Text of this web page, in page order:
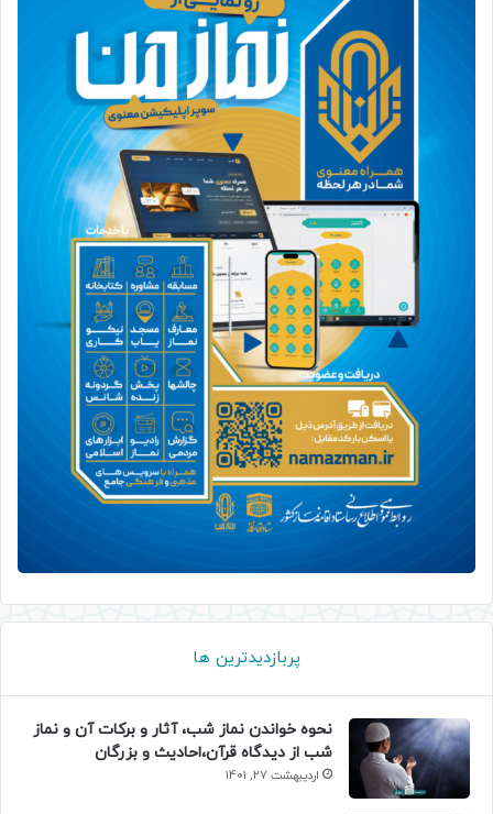
پربازدیدترین ها
نحوه خواندن نماز شب، آثار و برکات آن و نماز
شب از دیدگاه قرآن،احادیث و بزرگان
اردیبهشت 27, 1401